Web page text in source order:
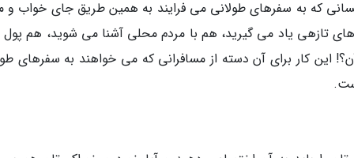
که به سفرهای طولانی می فرایند به همین طریق جای خواب و
های تازهی یاد می گیرید، هم با مردم محلی آشنا می شوید، هم
این کار برای آن دسته از مسافرانی که می خواهند به سفرهای